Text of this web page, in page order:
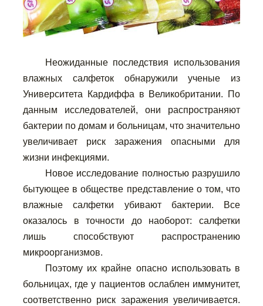
Неожиданные последствия использования
влажных салфеток обнаружили ученые из
Университета Кардиффа в Великобритании. По
данным исследователей, они распространяют
бактерии по домам и больницам, что значительно
увеличивает риск заражения опасными для
жизни инфекциями.
Новое исследование полностью разрушило
бытующее в обществе представление о том, что
влажные салфетки убивают бактерии. Все
оказалось в точности до наоборот: салфетки
лишь способствуют распространению
микроорганизмов.
Поэтому их крайне опасно использовать в
больницах, где у пациентов ослаблен иммунитет,
соответственно риск заражения увеличивается.